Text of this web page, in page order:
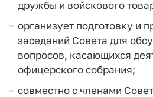
дружбы и войскового
организует подготовку и
заседаний Совета для
вопросов, касающихся
офицерского собрания;
совместно с членами